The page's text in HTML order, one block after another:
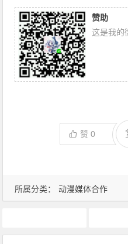
所属分类： 动漫媒体合作
赞助
这是我的
赞0